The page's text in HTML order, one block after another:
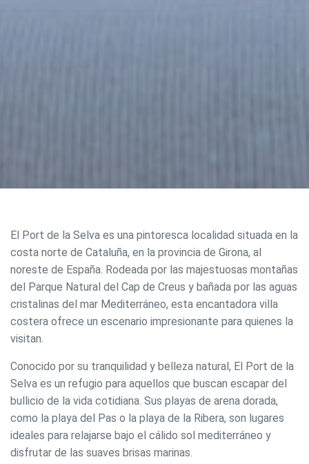
El Port de la Selva es una pintoresca localidad situada en la
costa norte de Cataluña, en la provincia de Girona, al
noreste de España. Rodeada por las majestuosas montañas
del Parque Natural del Cap de Creus y bañada por las aguas
cristalinas del mar Mediterráneo, esta encantadora villa
costera ofrece un escenario impresionante para quienes la
visitan.
Conocido por su tranquilidad y belleza natural, El Port de la
Selva es un refugio para aquellos que buscan escapar del
bullicio de la vida cotidiana. Sus playas de arena dorada,
como la playa del Pas o la playa de la Ribera, son lugares
ideales para relajarse bajo el cálido sol mediterráneo y
disfrutar de las suaves brisas marinas.